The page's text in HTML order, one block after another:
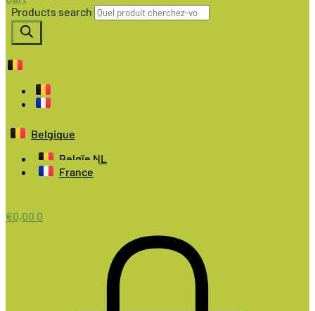
Products search
Belgique
Belgïe NL
France
€0,00 0